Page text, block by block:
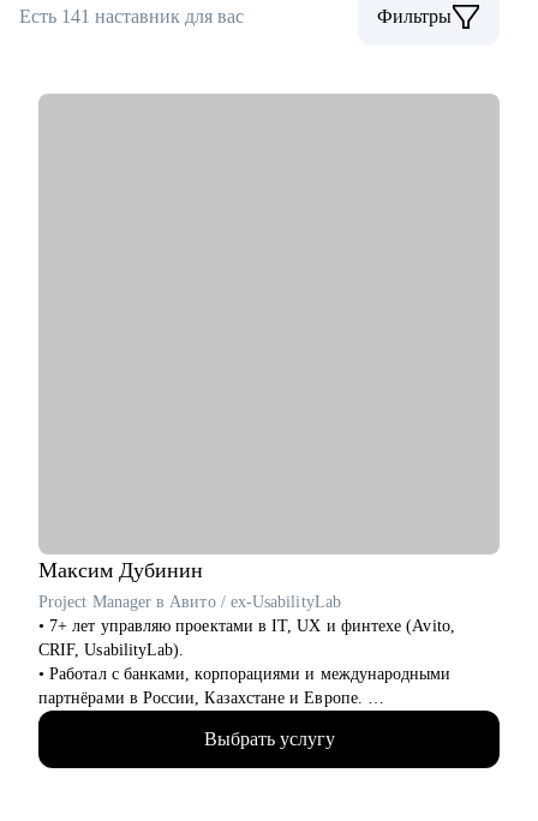
Есть 141 наставник для вас Фильтры
Максим Дубинин
Project Manager в Авито / ex-UsabilityLab
• 7+ лет управляю проектами в IT, UX и финтехе (Avito,
CRIF, UsabilityLab).
• Работал с банками, корпорациями и международными
партнёрами в России, Казахстане и Европе.
• Уверенно выстраиваю процессы в мультикультурной среде:
от локальных digital-проектов до CPA-партнёрств.
• Руководил командами до 20 человек, развивал джунов до
Выбрать услугу